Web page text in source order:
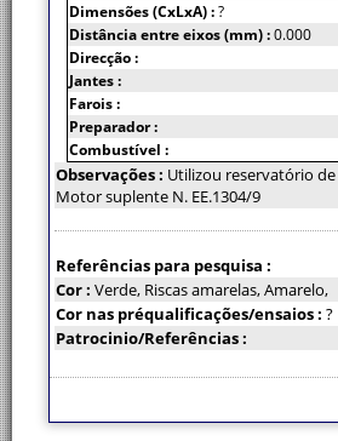
Dimensões (CxLxA) :?
Distância entre eixos (mm) :0.000
Direcção :
Jantes :
Farois :
Preparador :
Combustível :
Observações : Utilizou reservatório
Motor suplente N. EE.1304/9
Referências para pesquisa :
Cor : Verde, Riscas amarelas, Amarelo,
Cor nas préqualificações/ensaios : ?
Patrocinio/Referências :